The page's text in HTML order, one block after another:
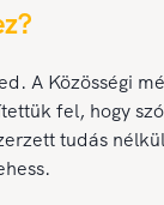
A Közösségi
fel, hogy
tudás